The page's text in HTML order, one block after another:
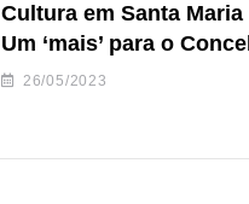
Cultura em Santa Maria
Um ‘mais’ para o
26/05/2023